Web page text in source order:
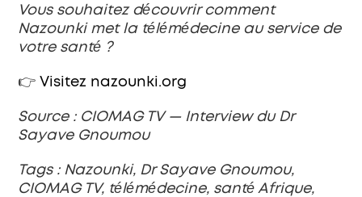
Vous souhaitez découvrir comment
Nazounki met la télémédecine au service de
votre santé ?
👉 Visitez nazounki.org
Source : CIOMAG TV — Interview du Dr
Sayave Gnoumou
Tags : Nazounki, Dr Sayave Gnoumou,
CIOMAG TV, télémédecine, santé Afrique,